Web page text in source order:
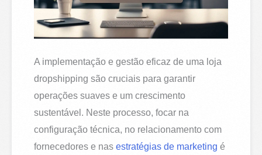
A implementação e gestão eficaz de uma loja
dropshipping são cruciais para garantir
operações suaves e um crescimento
sustentável. Neste processo, focar na
configuração técnica, no relacionamento com
fornecedores e nasestratégias de marketing é